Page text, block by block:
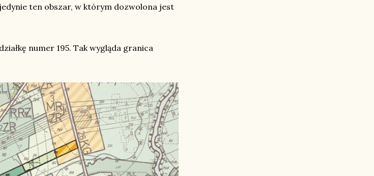
ten obszar, w którym dozwolona jest
numer 195. Tak wygląda granica